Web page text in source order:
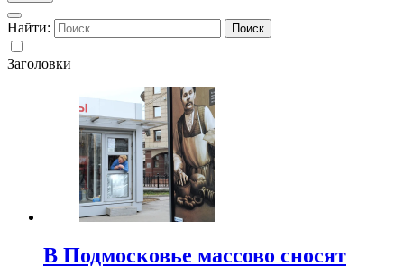
Найти:
Заголовки
В Подмосковье массово сносят